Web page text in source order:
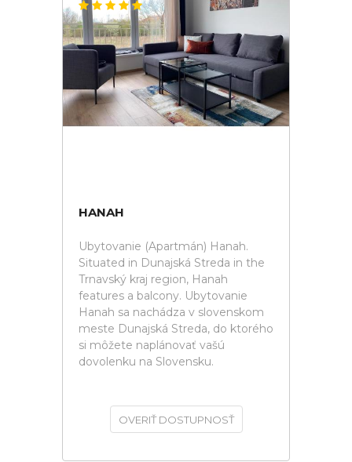
HANAH
Ubytovanie (Apartmán) Hanah.
Situated in Dunajská Streda in the
Trnavský kraj region, Hanah
features a balcony. Ubytovanie
Hanah sa nachádza v slovenskom
meste Dunajská Streda, do ktorého
si môžete naplánovať vašú
dovolenku na Slovensku.
OVERIŤ DOSTUPNOSŤ